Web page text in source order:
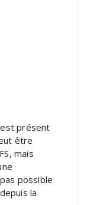
est présent
être
mais
possible
la